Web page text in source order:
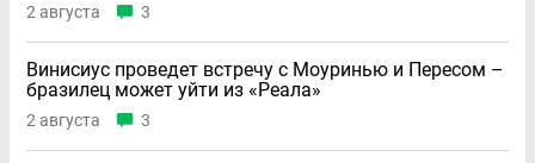
2 августа 3
Винисиус проведет встречу с Моуринью и Пересом –
бразилец может уйти из «Реала»
2 августа 3